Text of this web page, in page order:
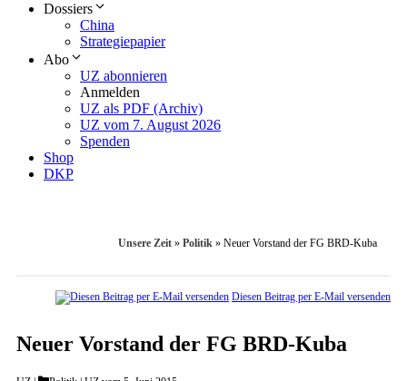
Dossiers
China
Strategiepapier
Abo
UZ abonnieren
Anmelden
UZ als PDF (Archiv)
UZ vom 7. August 2026
Spenden
Shop
DKP
Unsere Zeit » Politik » Neuer Vorstand der FG BRD-Kuba
Diesen Beitrag per E-Mail versenden
Neuer Vorstand der FG BRD-Kuba